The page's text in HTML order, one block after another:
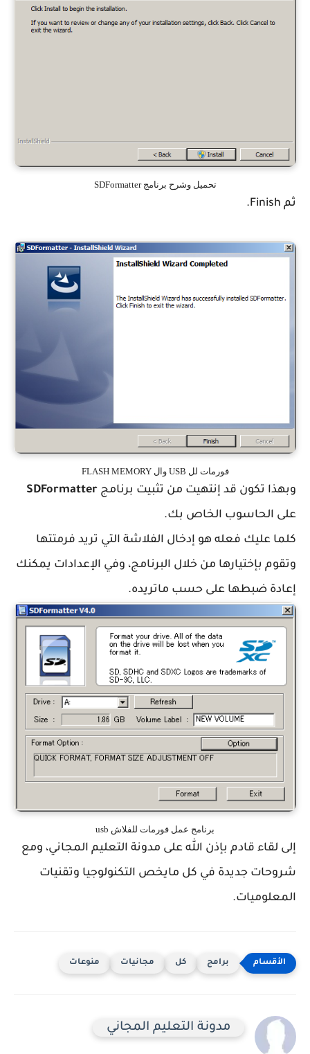
تحميل وشرح برنامج SDFormatter
ثم Finish.
فورمات لل USB وال FLASH MEMORY
وبهذا تكون قد إنتهيت من تثبيت برنامج SDFormatter
على الحاسوب الخاص بك.
كلما عليك فعله هو إدخال الفلاشة التي تريد فرمتتها
وتقوم بإختيارها من خلال البرنامج، وفي الإعدادات يمكنك
إعادة ضبطها على حسب ماتريده.
برنامج عمل فورمات للفلاش usb
إلى لقاء قادم بإذن الله على مدونة التعليم المجاني، ومع
شروحات جديدة في كل مايخص التكنولوجيا وتقنيات
المعلوميات.
برامج كل مجانيات منوعات
مدونة التعليم المجاني